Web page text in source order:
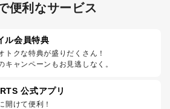
便利なサービス
ル会員特典
トクな特典が盛りだくさん！
キャンペーンもお見逃しなく。
公式アプリ
開けて便利！